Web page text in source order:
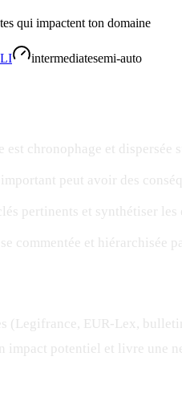
qui impactent ton domaine
intermediatesemi-auto
chronophage et dispersée
peut avoir des
pertinents et synthétiser
commentée et hiérarchisée
(Legifrance, EUR-Lex,
impact potentiel et livre une